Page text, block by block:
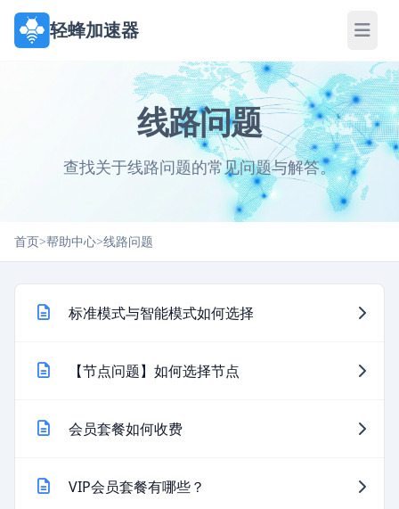
轻蜂加速器
线路问题
查找关于线路问题的常见问题与解答。
首页>帮助中心>线路问题
标准模式与智能模式如何选择
【节点问题】如何选择节点
会员套餐如何收费
VIP会员套餐有哪些？